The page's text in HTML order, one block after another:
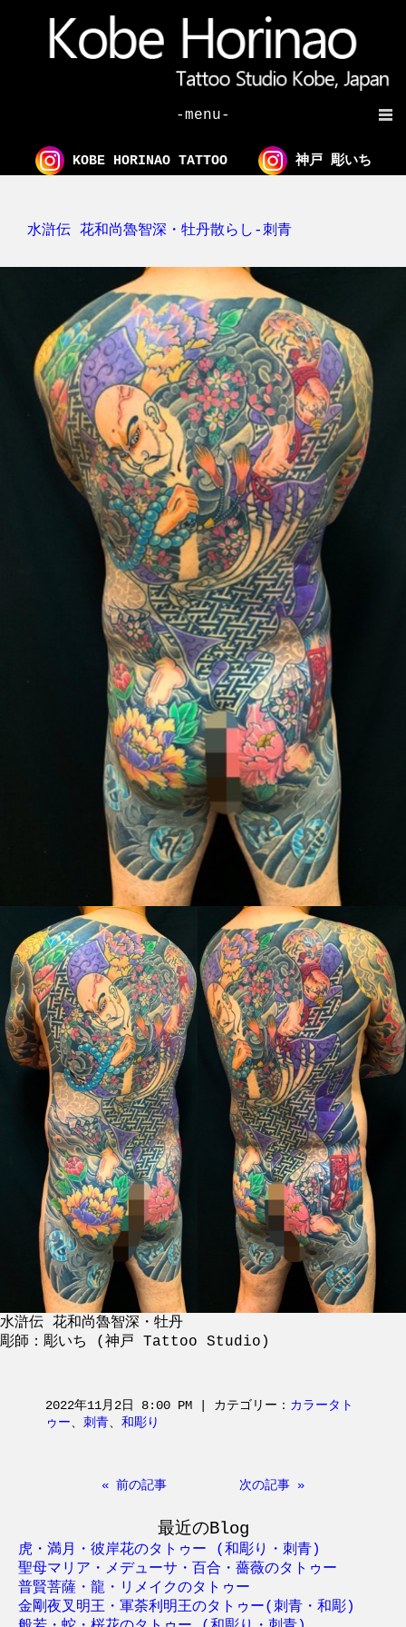
-menu-
KOBE HORINAO TATTOO 神戸 彫いち
水滸伝 花和尚魯智深・牡丹散らし-刺青
水滸伝 花和尚魯智深・牡丹
彫師：彫いち (神戸 Tattoo Studio)
2022年11月2日 8:00 PM | カテゴリー： カラータト
ゥー、 刺青、 和彫り
« 前の記事 次の記事 »
最近のBlog
虎・満月・彼岸花のタトゥー (和彫り・刺青)
聖母マリア・メデューサ・百合・薔薇のタトゥー
普賢菩薩・龍・リメイクのタトゥー
金剛夜叉明王・軍荼利明王のタトゥー(刺青・和彫)